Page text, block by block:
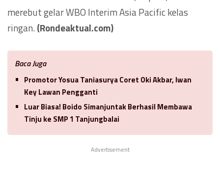
merebut gelar WBO Interim Asia Pacific kelas
ringan.(Rondeaktual.com)
Baca Juga
Promotor Yosua Taniasurya Coret Oki Akbar, Iwan
Key Lawan Pengganti
Luar Biasa! Boido Simanjuntak Berhasil Membawa
Tinju ke SMP 1 Tanjungbalai
Advertisement